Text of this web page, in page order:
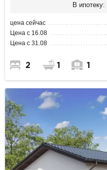
В ипотеку:
цена сейчас
Цена с 16.08
Цена с 31.08
2 1 1